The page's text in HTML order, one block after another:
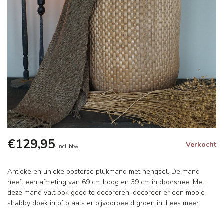
€129,95 Incl. btw Verkocht
Antieke en unieke oosterse plukmand met hengsel. De mand
heeft een afmeting van 69 cm hoog en 39 cm in doorsnee. Met
deze mand valt ook goed te decoreren, decoreer er een mooie
shabby doek in of plaats er bijvoorbeeld groen in. Lees meer.